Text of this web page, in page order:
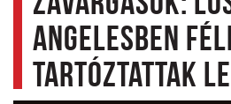
Angelesben
tartóztattak le